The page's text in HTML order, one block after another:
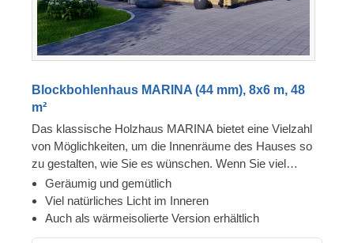
Blockbohlenhaus MARINA (44 mm), 8x6 m, 48
m²
Das klassische Holzhaus MARINA bietet eine Vielzahl
von Möglichkeiten, um die Innenräume des Hauses so
zu gestalten, wie Sie es wünschen. Wenn Sie viel
natürliches Sonnenlicht in Ihrem Wohnbereich genießen
wollen, dürfte dieses Haus sofort Ihre Aufmerksamkeit
erregen. Aufgrund seiner offenen Gestaltung ist
Geräumig und gemütlich
Viel natürliches Licht im Inneren
Auch als wärmeisolierte Version erhältlich